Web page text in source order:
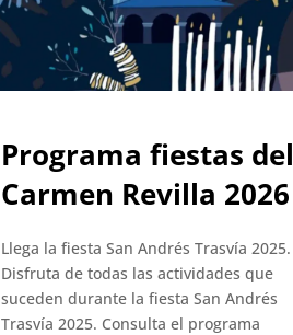
Programa fiestas del
Carmen Revilla 2026
Llega la fiesta San Andrés Trasvía 2025.
Disfruta de todas las actividades que
suceden durante la fiesta San Andrés
Trasvía 2025. Consulta el programa